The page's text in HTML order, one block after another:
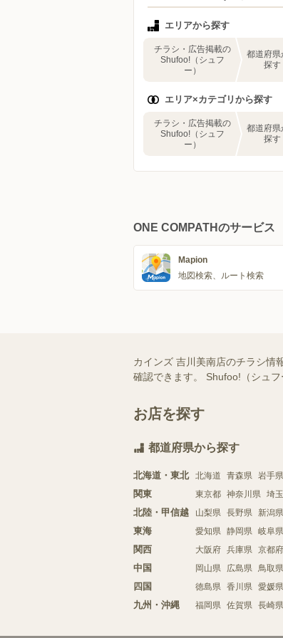
エリアから探す
チラシ・広告掲載の
Shufoo!（シュフ
ー）
都道府県
探す
エリア×カテゴリから探す
チラシ・広告掲載の
Shufoo!（シュフ
ー）
都道府県
探す
ONE COMPATHのサービス
Mapion
地図検索、ルート検索
カインズ 吉川美南店のチラシ情
確認できます。 Shufoo!（シュ
お店を探す
都道府県から探す
北海道・東北 北海道 青森県 岩手県
関東 東京都 神奈川県 埼
北陸・甲信越 山梨県 長野県 新潟県
東海 愛知県 静岡県 岐阜県
関西 大阪府 兵庫県 京都府
中国 岡山県 広島県 鳥取県
四国 徳島県 香川県 愛媛県
九州・沖縄 福岡県 佐賀県 長崎県